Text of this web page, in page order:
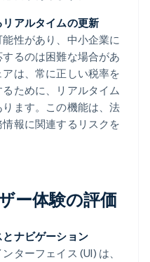
アルタイムの更新
性があり、中小企業に
るのは困難な場合があ
は、常に正しい税率を
ために、リアルタイム
ます。この機能は、法
報に関連するリスクを
ー体験の評価
ナビゲーション
ターフェイス (UI) は、